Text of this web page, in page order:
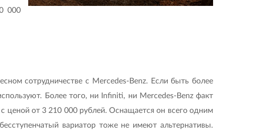
000
сотрудничестве с Mercedes-Benz. Если быть более
Более того, ни Infiniti, ни Mercedes-Benz факт
ценой от 3 210 000 рублей. Оснащается он всего одним
вариатор тоже не имеют альтернативы.